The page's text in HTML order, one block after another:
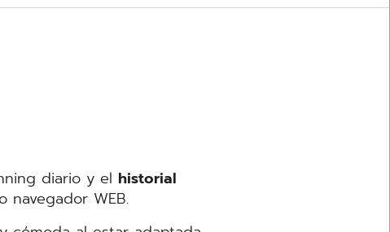
diario y el historial
o navegador WEB.